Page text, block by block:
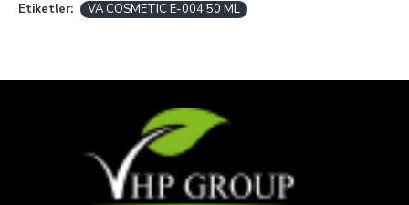
Etiketler: VA COSMETIC E-004 50 ML